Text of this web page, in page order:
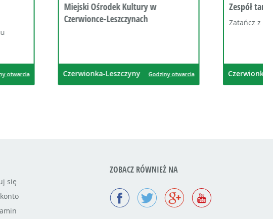
Kultury w
Godziny otwarcia
Zespół tańca nowoczesnego Rytm
Zatańcz z nami!
Czerwionka-Leszczyny Godziny otwarcia
się
ZOBACZ RÓWNIEŻ NA